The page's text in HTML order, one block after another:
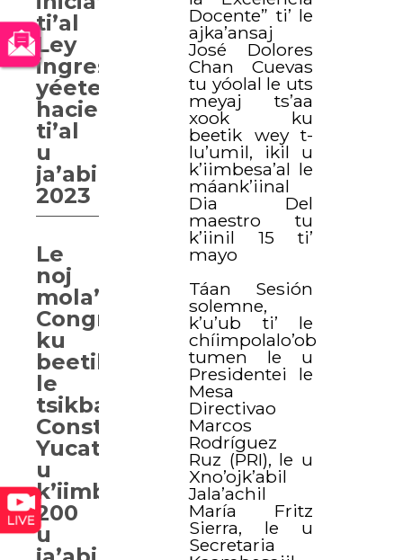
Docente” ti’ le
ajka’ansaj
José Dolores
Chan Cuevas
tu yóolal le uts
meyaj ts’aa
xook ku
beetik wey t-
lu’umil, ikil u
k’iimbesa’al le
máank’iinal
Dia Del
maestro tu
k’iinil 15 ti’
mayo
Táan Sesión
solemne,
k’u’ub ti’ le
chíimpolalo’ob
tumen le u
Presidentei le
Mesa
Directivao
Marcos
Rodríguez
Ruz (PRI), le u
Xno’ojk’abil
Jala’achil
María Fritz
Sierra, le u
Secretaria
ti’al
Ley
ingresos
yéetel
hacienda
ti’al
u
ja’abil
2023
Le
noj
mola’ay
Congreso
ku
beetik
le
tsikbalil“El
Constitucionalismo
Yucateco:ikil
u
k’iimbesa’al
200
u